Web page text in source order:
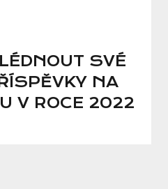
SVÉ
NA
V ROCE 2022